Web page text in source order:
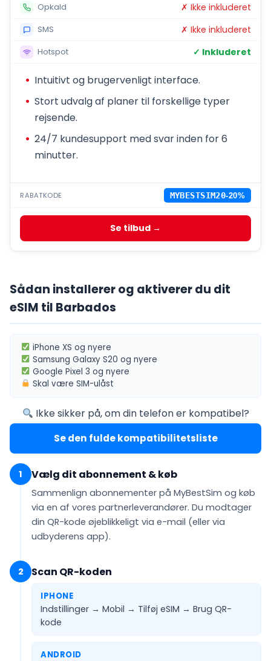
Opkald ✗ Ikke inkluderet
SMS ✗ Ikke inkluderet
Hotspot ✓ Inkluderet
Intuitivt og brugervenligt interface.
Stort udvalg af planer til forskellige typer
rejsende.
24/7 kundesupport med svar inden for 6
minutter.
RABATKODE MYBESTSIM20-20%
Se tilbud →
Sådan installerer og aktiverer du dit
eSIM til Barbados
iPhone XS og nyere
Samsung Galaxy S20 og nyere
Google Pixel 3 og nyere
Skal væreSIM-ulåst
Ikke sikker på, om din telefon er kompatibel?
Se den fulde kompatibilitetsliste
1 Vælg dit abonnement & køb
Sammenlign abonnementer på MyBestSim og køb
via en af vores partnerleverandører. Du modtager
din QR-kode øjeblikkeligt via e-mail (eller via
udbyderens app).
2 Scan QR-koden
IPHONE
Indstillinger → Mobil → Tilføj eSIM → Brug QR-
kode
ANDROID